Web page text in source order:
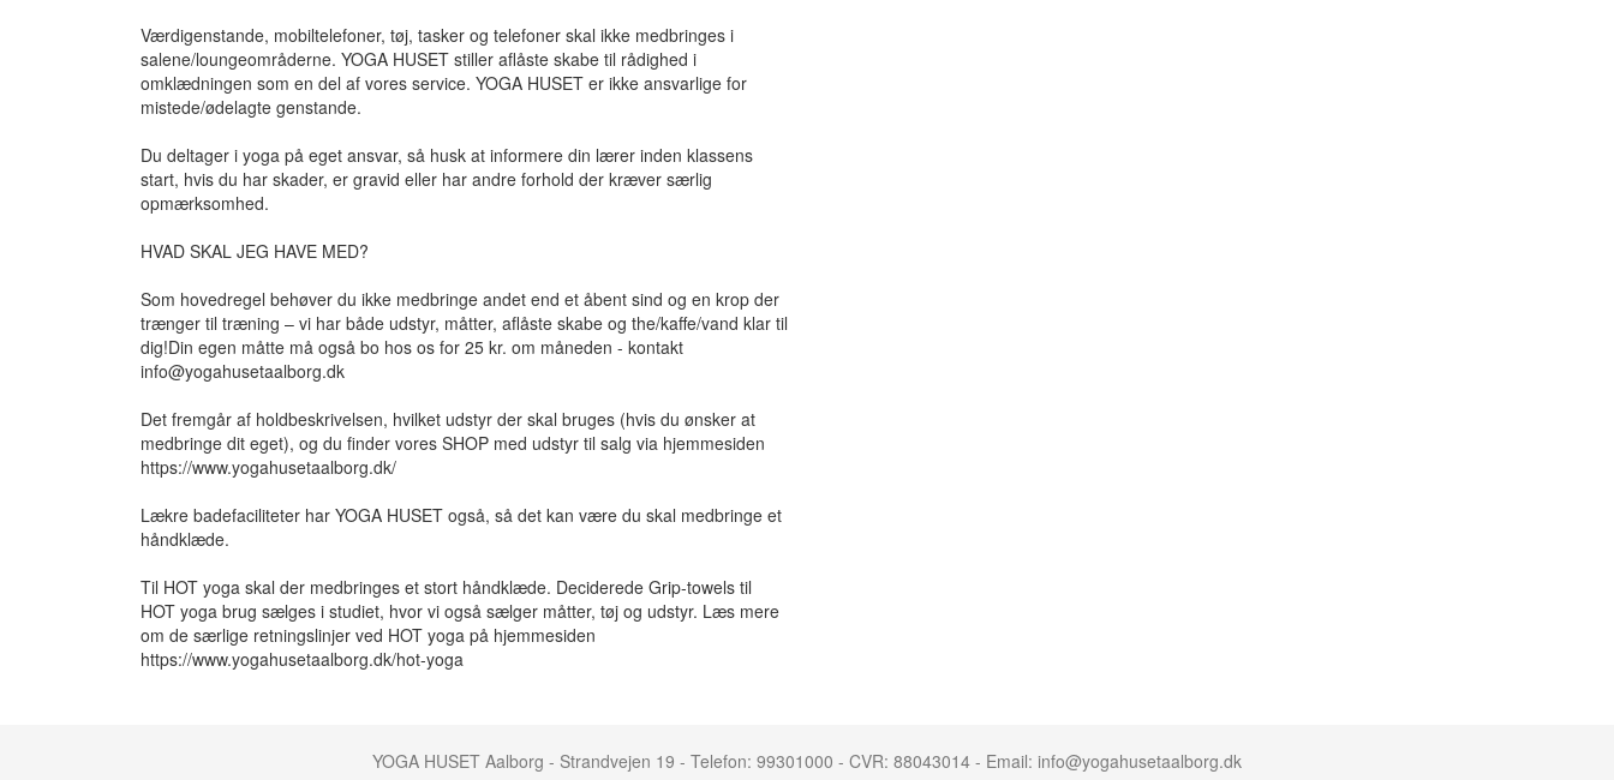
Værdigenstande, mobiltelefoner, tøj, tasker og telefoner skal ikke medbringes i
salene/loungeområderne. YOGA HUSET stiller aflåste skabe til rådighed i
omklædningen som en del af vores service. YOGA HUSET er ikke ansvarlige for
mistede/ødelagte genstande.
Du deltager i yoga på eget ansvar, så husk at informere din lærer inden klassens
start, hvis du har skader, er gravid eller har andre forhold der kræver særlig
opmærksomhed.
HVAD SKAL JEG HAVE MED?
Som hovedregel behøver du ikke medbringe andet end et åbent sind og en krop der
trænger til træning – vi har både udstyr, måtter, aflåste skabe og the/kaffe/vand klar til
dig!Din egen måtte må også bo hos os for 25 kr. om måneden - kontakt
info@yogahusetaalborg.dk
Det fremgår af holdbeskrivelsen, hvilket udstyr der skal bruges (hvis du ønsker at
medbringe dit eget), og du finder vores SHOP med udstyr til salg via hjemmesiden
https://www.yogahusetaalborg.dk/
Lækre badefaciliteter har YOGA HUSET også, så det kan være du skal medbringe et
håndklæde.
Til HOT yoga skal der medbringes et stort håndklæde. Deciderede Grip-towels til
HOT yoga brug sælges i studiet, hvor vi også sælger måtter, tøj og udstyr. Læs mere
om de særlige retningslinjer ved HOT yoga på hjemmesiden
https://www.yogahusetaalborg.dk/hot-yoga
YOGA HUSET Aalborg - Strandvejen 19 - Telefon: 99301000 - CVR: 88043014 - Email: info@yogahusetaalborg.dk